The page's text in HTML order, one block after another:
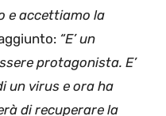
e accettiamo la
“E’ un
protagonista. E’
un virus e ora ha
di recuperare la